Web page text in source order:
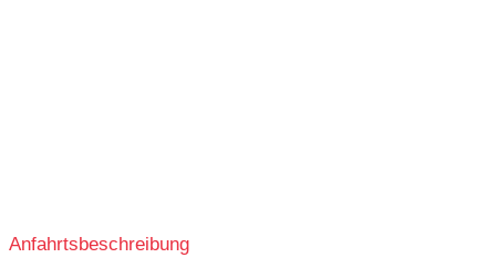
Anfahrtsbeschreibung